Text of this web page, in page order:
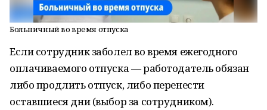
Больничный во время отпуска
Если сотрудник заболел во время ежегодного
оплачиваемого отпуска — работодатель обязан
либо продлить отпуск, либо перенести
оставшиеся дни (выбор за сотрудником).